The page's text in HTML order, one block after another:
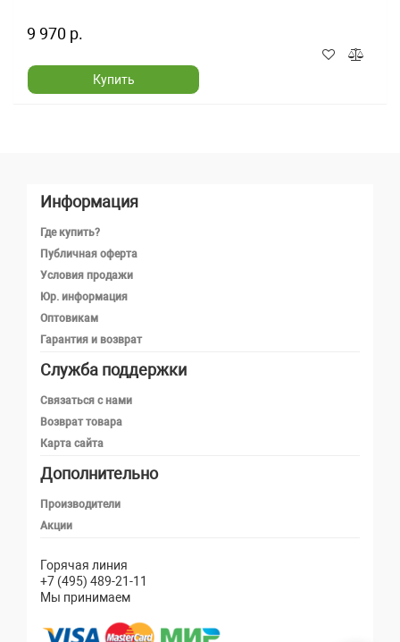
9 970 р.
Купить
Информация
Где купить?
Публичная оферта
Условия продажи
Юр. информация
Оптовикам
Гарантия и возврат
Служба поддержки
Связаться с нами
Возврат товара
Карта сайта
Дополнительно
Производители
Акции
Горячая линия
+7 (495) 489-21-11
Мы принимаем